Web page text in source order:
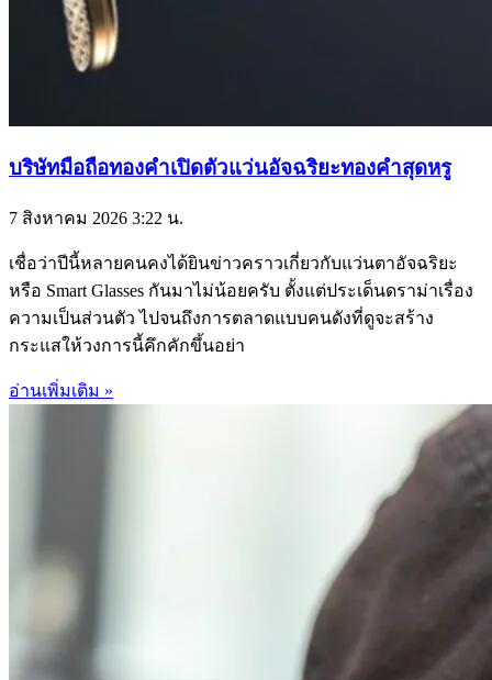
บริษัทมือถือทองคำเปิดตัวแว่นอัจฉริยะทองคำสุดหรู
7 สิงหาคม 2026 3:22 น.
เชื่อว่าปีนี้หลายคนคงได้ยินข่าวคราวเกี่ยวกับแว่นตาอัจฉริยะ
หรือ Smart Glasses กันมาไม่น้อยครับ ตั้งแต่ประเด็นดราม่าเรื่อง
ความเป็นส่วนตัว ไปจนถึงการตลาดแบบคนดังที่ดูจะสร้าง
กระแสให้วงการนี้คึกคักขึ้นอย่า
อ่านเพิ่มเติม »